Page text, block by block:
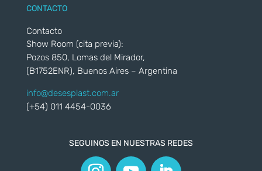
CONTACTO
Contacto
Show Room (cita previa):
Pozos 850, Lomas del Mirador,
(B1752ENR), Buenos Aires – Argentina
info@desesplast.com.ar
(+54) 011 4454-0036
SEGUINOS EN NUESTRAS REDES